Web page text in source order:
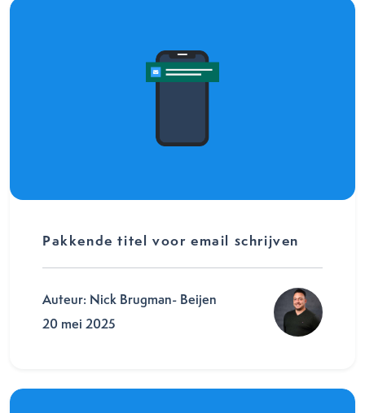
Pakkende titel voor email schrijven
Auteur: Nick Brugman- Beijen
20 mei 2025